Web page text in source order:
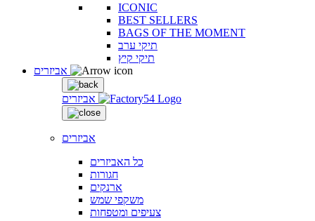
ICONIC
BEST SELLERS
BAGS OF THE MOMENT
תיקי ערב
תיקי קיץ
אביזרים
אביזרים
כל האביזרים
חגורות
ארנקים
משקפי שמש
צעיפים ומטפחות